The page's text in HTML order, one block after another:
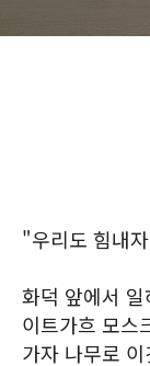
"우리도 힘내
화덕 앞에서
이트가흐 모스
가자 나무로